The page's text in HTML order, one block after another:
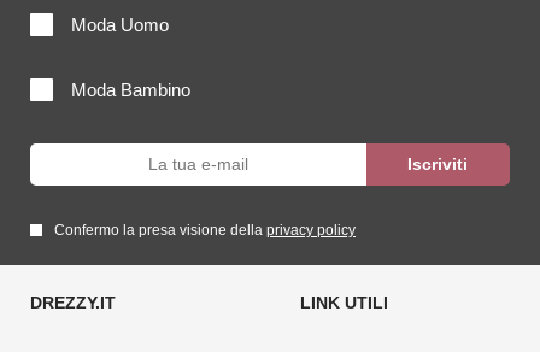
Moda Uomo
Moda Bambino
Confermo la presa visione della privacy policy